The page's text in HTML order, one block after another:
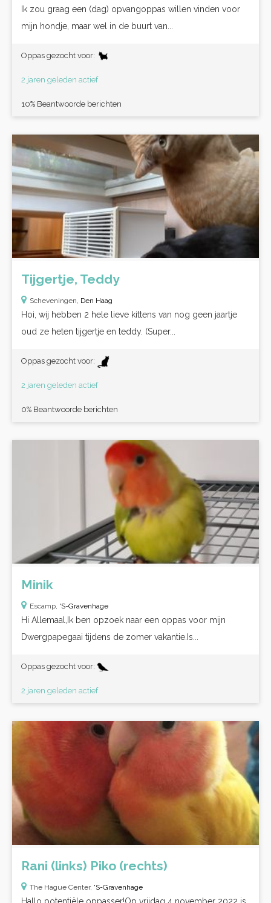
Ik zou graag een (dag) opvangoppas willen vinden voor
mijn hondje, maar wel in de buurt van...
Oppas gezocht voor:
2 jaren geleden actief
10% Beantwoorde berichten
Tijgertje, Teddy
Scheveningen, Den Haag
Hoi, wij hebben 2 hele lieve kittens van nog geen jaartje
oud ze heten tijgertje en teddy. (Super...
Oppas gezocht voor:
2 jaren geleden actief
0% Beantwoorde berichten
Minik
Escamp, 'S-Gravenhage
Hi Allemaal,Ik ben opzoek naar een oppas voor mijn
Dwergpapegaai tijdens de zomer vakantie.Is...
Oppas gezocht voor:
2 jaren geleden actief
Rani (links) Piko (rechts)
The Hague Center, 'S-Gravenhage